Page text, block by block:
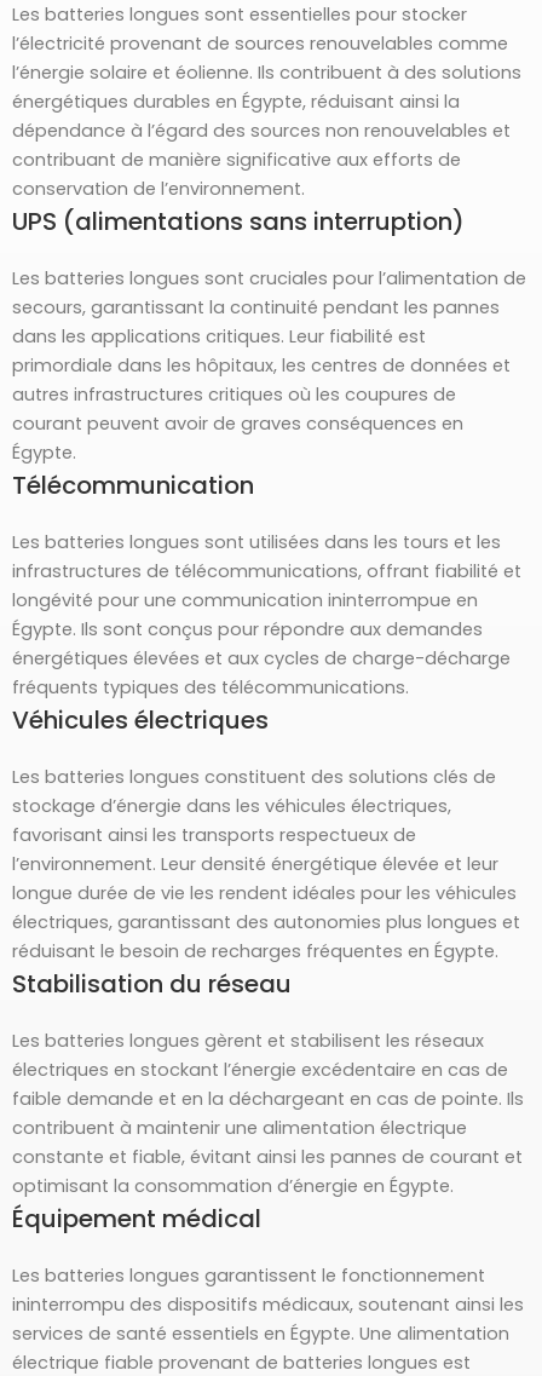
Les batteries longues sont essentielles pour stocker
l’électricité provenant de sources renouvelables comme
l’énergie solaire et éolienne. Ils contribuent à des solutions
énergétiques durables en Égypte, réduisant ainsi la
dépendance à l’égard des sources non renouvelables et
contribuant de manière significative aux efforts de
conservation de l’environnement.
UPS (alimentations sans interruption)
Les batteries longues sont cruciales pour l’alimentation de
secours, garantissant la continuité pendant les pannes
dans les applications critiques. Leur fiabilité est
primordiale dans les hôpitaux, les centres de données et
autres infrastructures critiques où les coupures de
courant peuvent avoir de graves conséquences en
Égypte.
Télécommunication
Les batteries longues sont utilisées dans les tours et les
infrastructures de télécommunications, offrant fiabilité et
longévité pour une communication ininterrompue en
Égypte. Ils sont conçus pour répondre aux demandes
énergétiques élevées et aux cycles de charge-décharge
fréquents typiques des télécommunications.
Véhicules électriques
Les batteries longues constituent des solutions clés de
stockage d’énergie dans les véhicules électriques,
favorisant ainsi les transports respectueux de
l’environnement. Leur densité énergétique élevée et leur
longue durée de vie les rendent idéales pour les véhicules
électriques, garantissant des autonomies plus longues et
réduisant le besoin de recharges fréquentes en Égypte.
Stabilisation du réseau
Les batteries longues gèrent et stabilisent les réseaux
électriques en stockant l’énergie excédentaire en cas de
faible demande et en la déchargeant en cas de pointe. Ils
contribuent à maintenir une alimentation électrique
constante et fiable, évitant ainsi les pannes de courant et
optimisant la consommation d’énergie en Égypte.
Équipement médical
Les batteries longues garantissent le fonctionnement
ininterrompu des dispositifs médicaux, soutenant ainsi les
services de santé essentiels en Égypte. Une alimentation
électrique fiable provenant de batteries longues est